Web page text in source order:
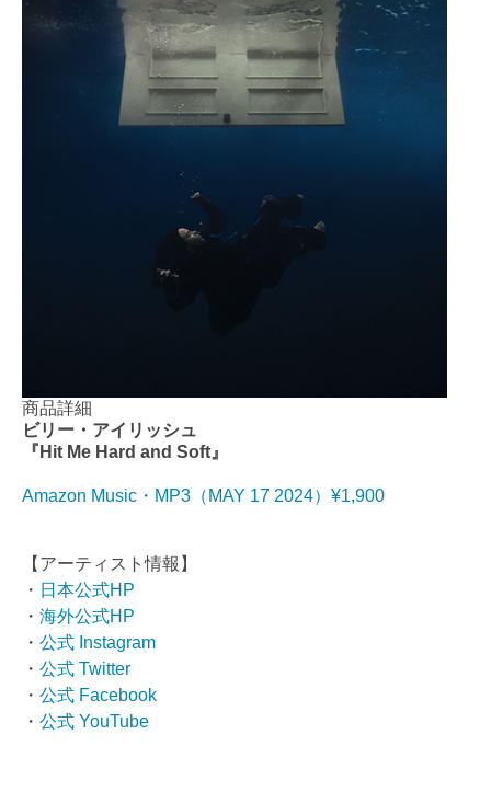
商品詳細
ビリー・アイリッシュ
『Hit Me Hard and Soft』
Amazon Music・MP3（MAY 17 2024）¥1,900
【アーティスト情報】
・ 日本公式HP
・ 海外公式HP
・ 公式 Instagram
・ 公式 Twitter
・ 公式 Facebook
・ 公式 YouTube